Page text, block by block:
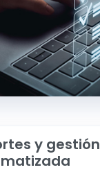
y gestión